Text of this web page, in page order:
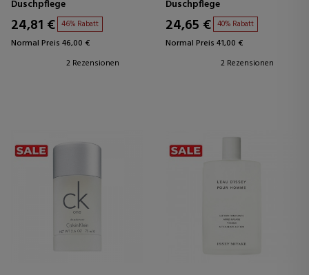
Duschpflege
24,81 € 46% Rabatt
Normal Preis 46,00 €
2 Rezensionen
Duschpflege
24,65 € 40% Rabatt
Normal Preis 41,00 €
2 Rezensionen